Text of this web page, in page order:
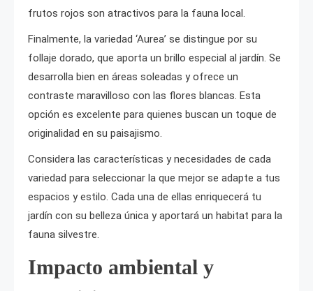
frutos rojos son atractivos para la fauna local.
Finalmente, la variedad ‘Aurea’ se distingue por su
follaje dorado, que aporta un brillo especial al jardín. Se
desarrolla bien en áreas soleadas y ofrece un
contraste maravilloso con las flores blancas. Esta
opción es excelente para quienes buscan un toque de
originalidad en su paisajismo.
Considera las características y necesidades de cada
variedad para seleccionar la que mejor se adapte a tus
espacios y estilo. Cada una de ellas enriquecerá tu
jardín con su belleza única y aportará un habitat para la
fauna silvestre.
Impacto ambiental y